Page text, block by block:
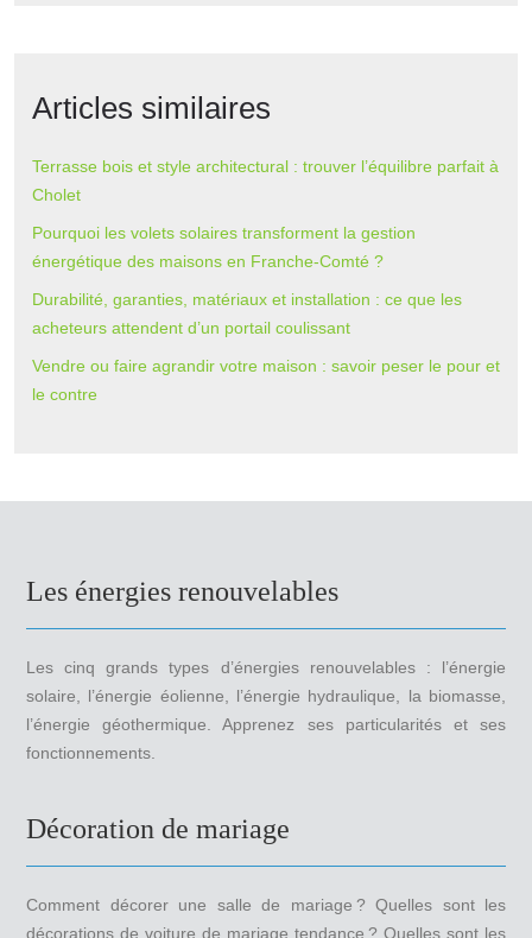
Articles similaires
Terrasse bois et style architectural : trouver l’équilibre parfait à
Cholet
Pourquoi les volets solaires transforment la gestion
énergétique des maisons en Franche-Comté ?
Durabilité, garanties, matériaux et installation : ce que les
acheteurs attendent d’un portail coulissant
Vendre ou faire agrandir votre maison : savoir peser le pour et
le contre
Les énergies renouvelables
Les cinq grands types d’énergies renouvelables : l’énergie
solaire, l’énergie éolienne, l’énergie hydraulique, la biomasse,
l’énergie géothermique. Apprenez ses particularités et ses
fonctionnements.
Décoration de mariage
Comment décorer une salle de mariage ? Quelles sont les
décorations de voiture de mariage tendance ? Quelles sont les